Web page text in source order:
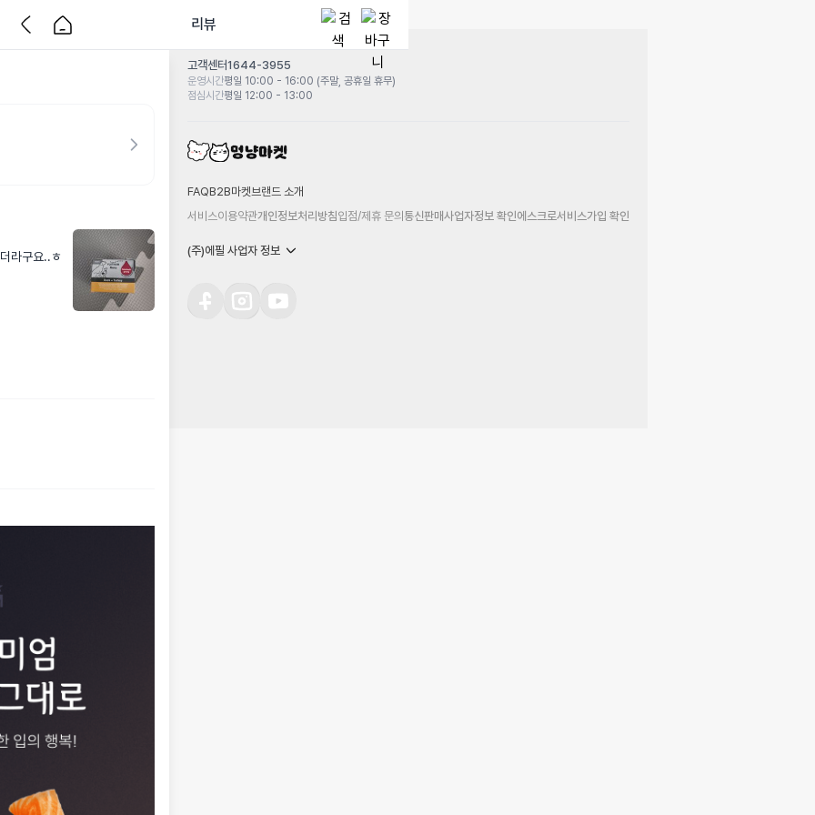
리뷰
라구요..ㅎ
고객센터1644-3955
운영시간평일 10:00 - 16:00 (주말, 공휴일 휴무)
점심시간평일 12:00 - 13:00
FAQB2B마켓 브랜드 소개
서비스이용약관개인정보처리방침입점/제휴 문의통신판매사업자정보 확인에스크로서비스가입 확인
(주)에필 사업자 정보